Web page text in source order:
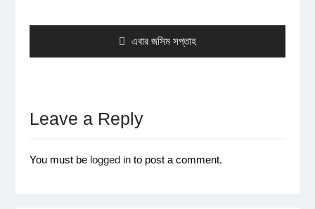
Previous
post:
এবার জসিম সপ্তাহ
Leave a Reply
You must be logged into post a comment.